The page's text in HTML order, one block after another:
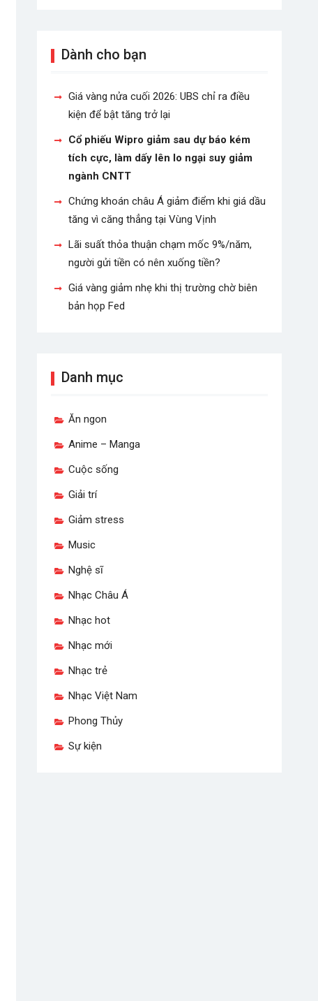
Dành cho bạn
Giá vàng nửa cuối 2026: UBS chỉ ra điều
kiện để bật tăng trở lại
Cổ phiếu Wipro giảm sau dự báo kém
tích cực, làm dấy lên lo ngại suy giảm
ngành CNTT
Chứng khoán châu Á giảm điểm khi giá dầu
tăng vì căng thẳng tại Vùng Vịnh
Lãi suất thỏa thuận chạm mốc 9%/năm,
người gửi tiền có nên xuống tiền?
Giá vàng giảm nhẹ khi thị trường chờ biên
bản họp Fed
Danh mục
Ăn ngon
Anime – Manga
Cuộc sống
Giải trí
Giảm stress
Music
Nghệ sĩ
Nhạc Châu Á
Nhạc hot
Nhạc mới
Nhạc trẻ
Nhạc Việt Nam
Phong Thủy
Sự kiện